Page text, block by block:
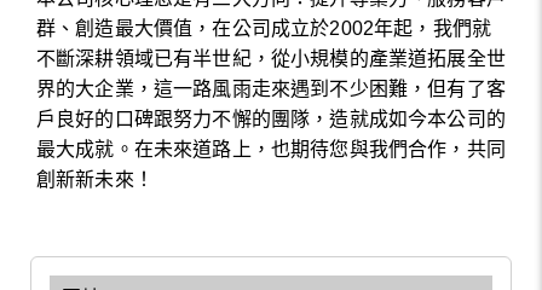
群、創造最大價值，在公司成立於2002年起，我們就
不斷深耕領域已有半世紀，從小規模的產業道拓展全世
界的大企業，這一路風雨走來遇到不少困難，但有了客
戶良好的口碑跟努力不懈的團隊，造就成如今本公司的
最大成就。在未來道路上，也期待您與我們合作，共同
創新新未來！